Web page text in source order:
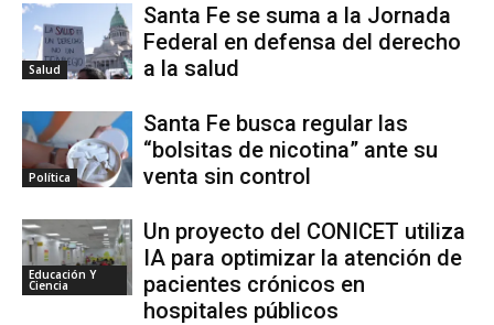
Salud
Santa Fe se suma a la Jornada
Federal en defensa del derecho
a la salud
Política
Santa Fe busca regular las
“bolsitas de nicotina” ante su
venta sin control
Educación Y
Ciencia
Un proyecto del CONICET utiliza
IA para optimizar la atención de
pacientes crónicos en
hospitales públicos